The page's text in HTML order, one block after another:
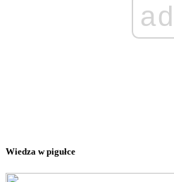
ad
Wiedza w pigułce